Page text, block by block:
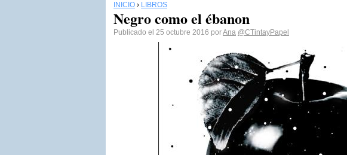
INICIO › LIBROS
Negro como el ébanon
Publicado el 25 octubre 2016 porAna @CTintayPapel